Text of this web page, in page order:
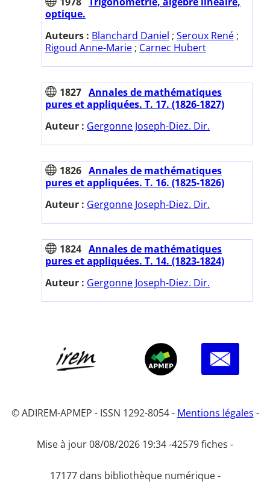
optique.
Auteurs : Blanchard Daniel ; Seroux René ;
Rigoud Anne-Marie ; Carnec Hubert
1827 Annales de mathématiques
pures et appliquées. T. 17. (1826-1827)
Auteur : Gergonne Joseph-Diez. Dir.
1826 Annales de mathématiques
pures et appliquées. T. 16. (1825-1826)
Auteur : Gergonne Joseph-Diez. Dir.
1824 Annales de mathématiques
pures et appliquées. T. 14. (1823-1824)
Auteur : Gergonne Joseph-Diez. Dir.
© ADIREM-APMEP - ISSN 1292-8054 - Mentions légales -
Mise à jour 08/08/2026 19:34 -42579 fiches -
17177 dans bibliothèque numérique -